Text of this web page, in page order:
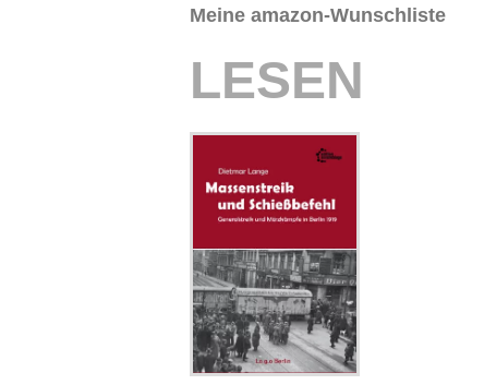
Meine amazon-Wunschliste
LESEN